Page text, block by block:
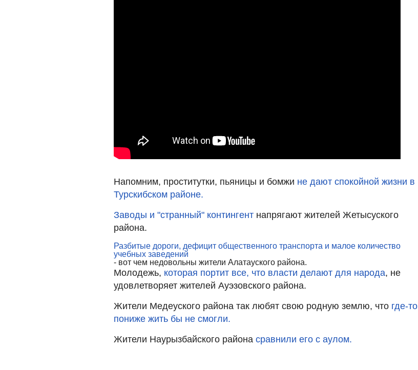
Напомним, проститутки, пьяницы и бомжи не дают спокойной жизни в
Турскибском районе.
Заводы и "странный" контингент напрягают жителей Жетысуского
района.
Разбитые дороги, дефицит общественного транспорта и малое количество
учебных заведений
- вот чем недовольны жители Алатауского района.
Молодежь, которая портит все, что власти делают для народа, не
удовлетворяет жителей Ауэзовского района.
Жители Медеуского района так любят свою родную землю, что где-то
пониже жить бы не смогли.
Жители Наурызбайского района сравнили его с аулом.